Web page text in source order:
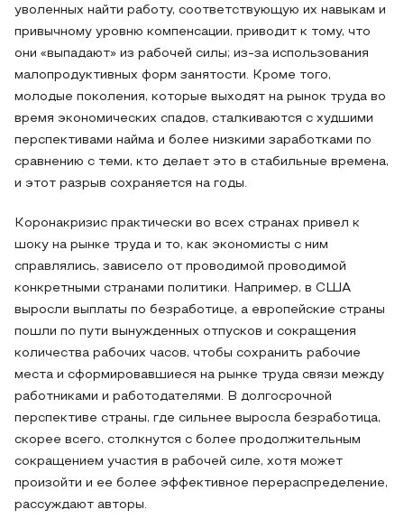
уволенных найти работу, соответствующую их навыкам и
привычному уровню компенсации, приводит к тому, что
они «выпадают» из рабочей силы; из-за использования
малопродуктивных форм занятости. Кроме того,
молодые поколения, которые выходят на рынок труда во
время экономических спадов, сталкиваются с худшими
перспективами найма и более низкими заработками по
сравнению с теми, кто делает это в стабильные времена,
и этот разрыв сохраняется на годы.
Коронакризис практически во всех странах привел к
шоку на рынке труда и то, как экономисты с ним
справлялись, зависело от проводимой проводимой
конкретными странами политики. Например, в США
выросли выплаты по безработице, а европейские страны
пошли по пути вынужденных отпусков и сокращения
количества рабочих часов, чтобы сохранить рабочие
места и сформировавшиеся на рынке труда связи между
работниками и работодателями. В долгосрочной
перспективе страны, где сильнее выросла безработица,
скорее всего, столкнутся с более продолжительным
сокращением участия в рабочей силе, хотя может
произойти и ее более эффективное перераспределение,
рассуждают авторы.